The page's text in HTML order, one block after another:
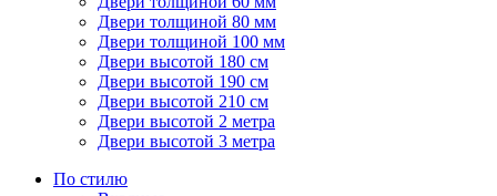
Двери толщиной 80 мм
Двери толщиной 100 мм
Двери высотой 180 см
Двери высотой 190 см
Двери высотой 210 см
Двери высотой 2 метра
Двери высотой 3 метра
По стилю